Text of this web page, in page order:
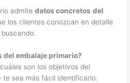
admitedatos concretos del
los clientes conozcan en detalle
del embalaje primario?
son los objetivos del
te sea más fácil identificarlo.